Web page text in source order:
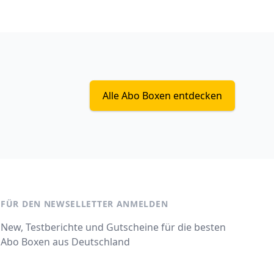
Alle Abo Boxen entdecken
FÜR DEN NEWSELLETTER ANMELDEN
New, Testberichte und Gutscheine für die besten
Abo Boxen aus Deutschland